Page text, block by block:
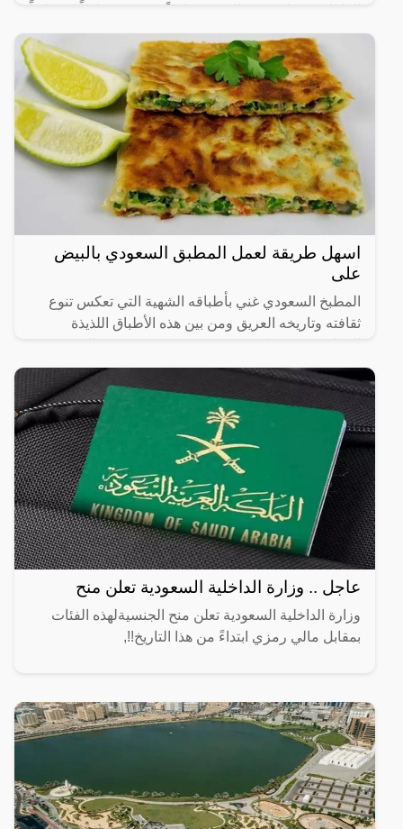
رئيساً تم
اسهل طريقة لعمل المطبق السعودي بالبيض
على
المطبخ السعودي غني بأطباقه الشهية التي تعكس تنوع
ثقافته وتاريخه العريق ومن بين هذه الأطباق اللذيذة
واللحم المفروم
عاجل .. وزارة الداخلية السعودية تعلن منح
وزارة الداخلية السعودية تعلن منح الجنسيةلهذه الفئات
بمقابل مالي رمزي ابتداءً من هذا التاريخ!!,